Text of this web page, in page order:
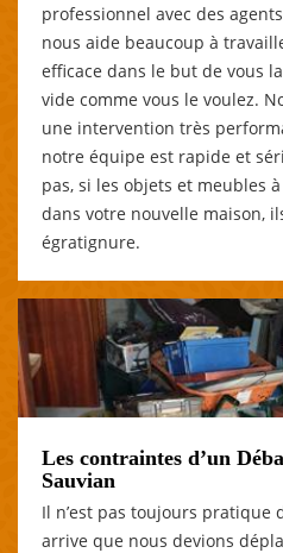
professionnel avec des
nous aide beaucoup à
efficace dans le but de vous
vide comme vous le voulez.
une intervention très
notre équipe est rapide et
pas, si les objets et meubles
dans votre nouvelle maison,
égratignure.
Les contraintes d’un
Sauvian
Il n’est pas toujours pratique
arrive que nous devions